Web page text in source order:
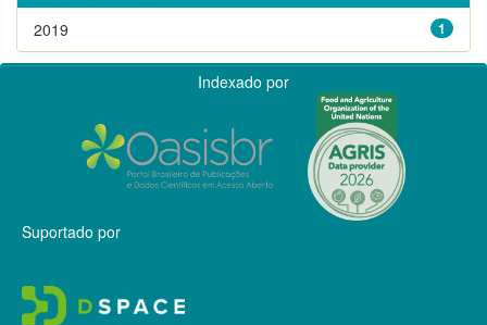
1
2019
Indexado por
Suportado por